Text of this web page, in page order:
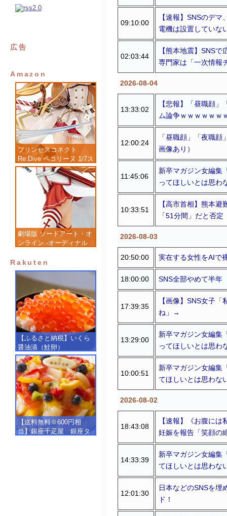
広告
Amazon
プリンセスコネクト
Re:Dive ペコリーヌ 1/7ス
ケール 塗装済み完成品フ
ィギュア
劇場版 ソードアート・オ
ンライン -オーディナル
成品フィギュア
Rakuten
【ふるさと納税】いくら
醤油漬（鮭卵）
【500g（250g×2）】
【送料無料※600円相
当】銀座千疋屋 銀座タ
09:10:00
【速報】SNSのデ
電機は設置していな
02:03:44
【熊本地震】SNS
専門家は「一次情報
2026-08-04
13:33:02
【悲報】「昼職顔
ム論争ｗｗｗｗｗｗ
12:00:24
「昼職顔」「夜職
画像あり）
11:45:06
新卒マガジン女編集
ってほしいとは思わ
10:33:51
【高市首相】熊本
「51分間」だと否定
2026-08-03
20:50:00 実在する女性をAIで
18:00:00 SNS全部やめて半年
17:39:35
【画像】SNS女子
ね」→
13:29:00
新卒マガジン女編集
ってほしいとは思わ
10:00:51
新卒マガジン女編集
てほしいとは思わな
2026-08-02
18:43:08
【速報】《お腹に
妊娠を報告「笑顔の
14:33:39
新卒マガジン女編集
てほしいとは思わな
12:01:30
日本などのSNSを埋
ド！